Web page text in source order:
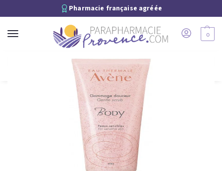
Pharmacie française agréée
0